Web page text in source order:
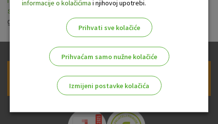
stanovništvom
godine.
Prijava na newsletter OTP banke
informacije o kolačićima i njihovoj upotrebi.
Prihvati sve kolačiće
Prihvaćam samo nužne kolačiće
Izmijeni postavke kolačića